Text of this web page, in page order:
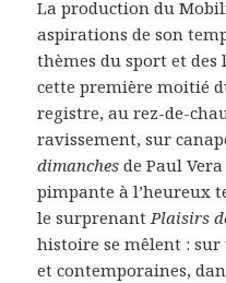
La production du
aspirations de son
thèmes du sport et des
cette première moitié
registre, au rez-de-
ravissement, sur
dimanches de Paul
pimpante à l’heureux
le surprenant Plaisirs
histoire se mêlent :
et contemporaines,